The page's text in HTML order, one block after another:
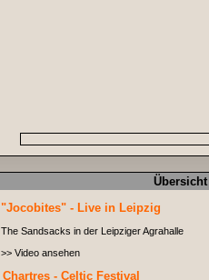
"Jocobites" - Live in Leipzig
The Sandsacks in der Leipziger Agrahalle
>> Video ansehen
Chartres - Celtic Festival